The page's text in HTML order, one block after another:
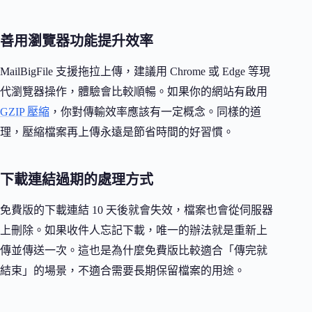
善用瀏覽器功能提升效率
MailBigFile 支援拖拉上傳，建議用 Chrome 或 Edge 等現
代瀏覽器操作，體驗會比較順暢。如果你的網站有啟用
GZIP 壓縮 ，你對傳輸效率應該有一定概念。同樣的道
理，壓縮檔案再上傳永遠是節省時間的好習慣。
下載連結過期的處理方式
免費版的下載連結 10 天後就會失效，檔案也會從伺服器
上刪除。如果收件人忘記下載，唯一的辦法就是重新上
傳並傳送一次。這也是為什麼免費版比較適合「傳完就
結束」的場景，不適合需要長期保留檔案的用途。